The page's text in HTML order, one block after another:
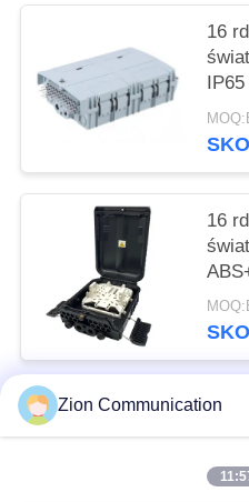
16
dla
16
popularne
Zion Communication